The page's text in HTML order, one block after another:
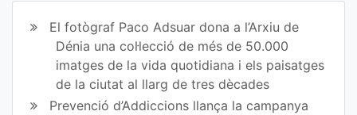
ir
en
Fa
ce
ir
en
Tw
itt
El fotògraf Paco Adsuar dona a l’Arxiu de
Dénia una col·lecció de més de 50.000
imatges de la vida quotidiana i els paisatges
de la ciutat al llarg de tres dècades
Prevenció d’Addiccions llança la campanya